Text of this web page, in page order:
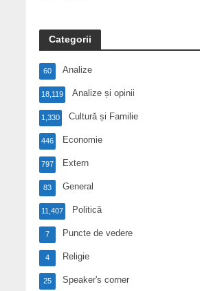
Categorii
Analize
60
Analize și opinii
18,119
Cultură și Familie
1,330
Economie
446
Extern
797
General
83
Politică
11,407
Puncte de vedere
7
Religie
4
Speaker's corner
25